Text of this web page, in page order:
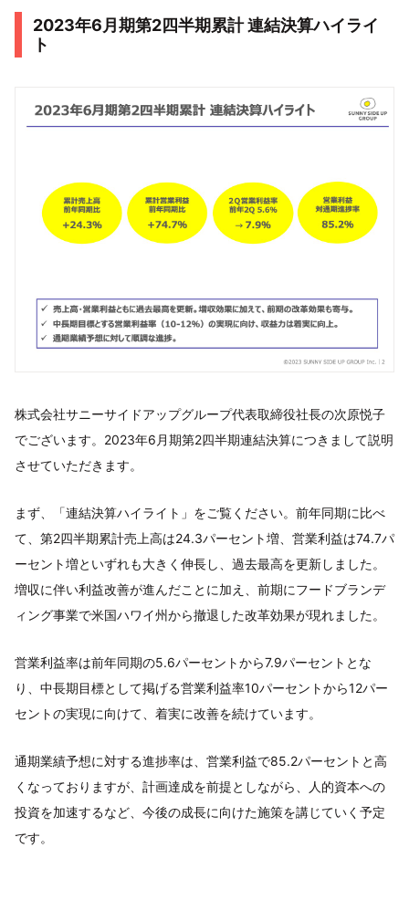
2023年6月期第2四半期累計 連結決算ハイライ
ト
株式会社サニーサイドアップグループ代表取締役社長の次原悦子
でございます。2023年6月期第2四半期連結決算につきまして説明
させていただきます。
まず、「連結決算ハイライト」をご覧ください。前年同期に比べ
て、第2四半期累計売上高は24.3パーセント増、営業利益は74.7パ
ーセント増といずれも大きく伸長し、過去最高を更新しました。
増収に伴い利益改善が進んだことに加え、前期にフードブランデ
ィング事業で米国ハワイ州から撤退した改革効果が現れました。
営業利益率は前年同期の5.6パーセントから7.9パーセントとな
り、中長期目標として掲げる営業利益率10パーセントから12パー
セントの実現に向けて、着実に改善を続けています。
通期業績予想に対する進捗率は、営業利益で85.2パーセントと高
くなっておりますが、計画達成を前提としながら、人的資本への
投資を加速するなど、今後の成長に向けた施策を講じていく予定
です。